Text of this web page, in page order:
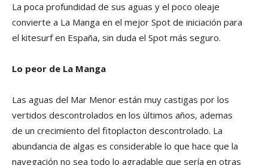
La poca profundidad de sus aguas y el poco oleaje
convierte a La Manga en el mejor Spot de iniciación para
el kitesurf en España, sin duda el Spot más seguro.
Lo peor de La Manga
Las aguas del Mar Menor están muy castigas por los
vertidos descontrolados en los últimos años, ademas
de un crecimiento del fitoplacton descontrolado. La
abundancia de algas es considerable lo que hace que la
navegación no sea todo lo agradable que sería en otras